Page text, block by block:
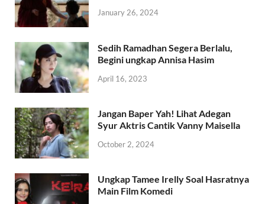
January 26, 2024
Sedih Ramadhan Segera Berlalu,
Begini ungkap Annisa Hasim
April 16, 2023
Jangan Baper Yah! Lihat Adegan
Syur Aktris Cantik Vanny Maisella
October 2, 2024
Ungkap Tamee Irelly Soal Hasratnya
Main Film Komedi